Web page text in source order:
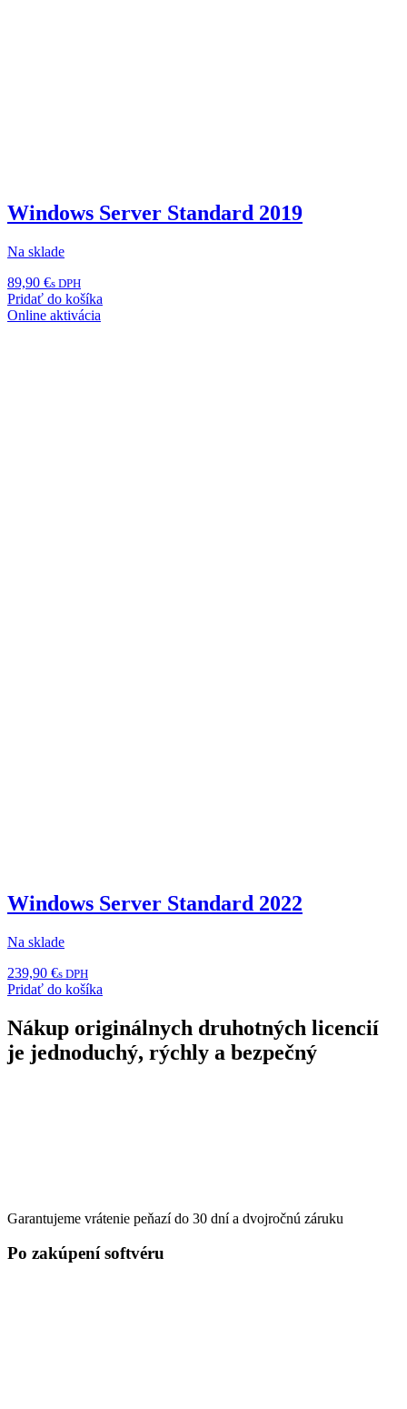
Windows Server Standard 2019
Na sklade
89,90 €s DPH
Pridať do košíka
Online aktivácia
Windows Server Standard 2022
Na sklade
239,90 €s DPH
Pridať do košíka
Nákup originálnych druhotných licencií
je jednoduchý, rýchly a bezpečný
Garantujeme vrátenie peňazí do 30 dní a dvojročnú záruku
Po zakúpení softvéru